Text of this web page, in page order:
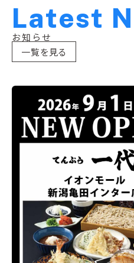
Latest N
お知らせ
一覧を見る